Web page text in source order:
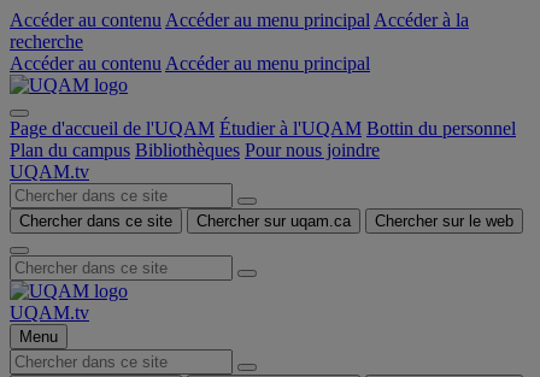
Accéder au contenu Accéder au menu principal Accéder à la
recherche
Accéder au contenu Accéder au menu principal
Page d'accueil de l'UQAM Étudier à l'UQAM Bottin du personnel
Plan du campus Bibliothèques Pour nous joindre
UQAM.tv
Chercher dans ce site Chercher sur uqam.ca Chercher sur le web
UQAM.tv
Menu